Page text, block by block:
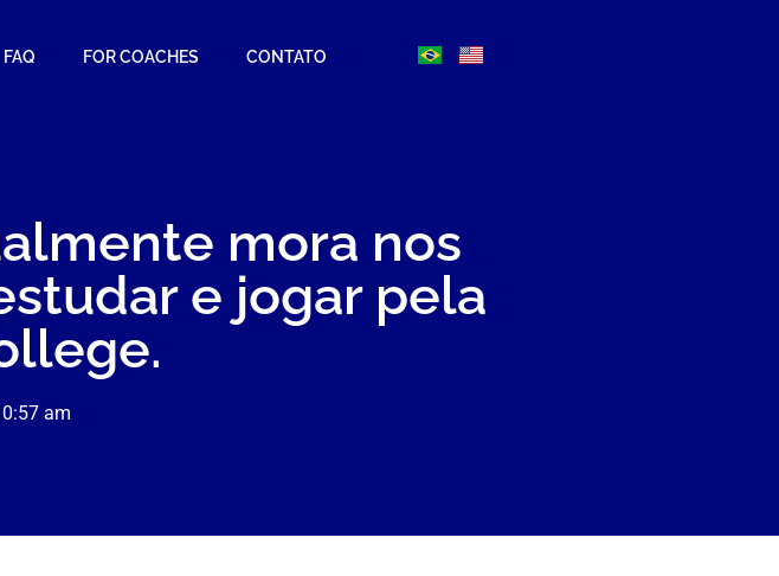
FAQ FOR COACHES CONTATO
mora nos
e jogar pela
am